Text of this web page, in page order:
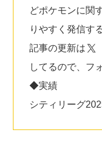
どポケモンに関
りやすく発信す
記事の更新は
してるので、フ
◆実績
シティリーグ